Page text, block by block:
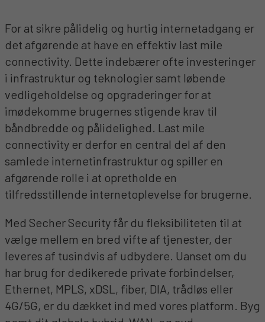
For at sikre pålidelig og hurtig internetadgang er
det afgørende at have en effektiv last mile
connectivity. Dette indebærer ofte investeringer
i infrastruktur og teknologier samt løbende
vedligeholdelse og opgraderinger for at
imødekomme brugernes stigende krav til
båndbredde og pålidelighed. Last mile
connectivity er derfor en central del af den
samlede internetinfrastruktur og spiller en
afgørende rolle i at opretholde en
tilfredsstillende internetoplevelse for brugerne.
Med Secher Security får du fleksibiliteten til at
vælge mellem en bred vifte af tjenester, der
leveres af tusindvis af udbydere. Uanset om du
har brug for dedikerede private forbindelser,
Ethernet, MPLS, xDSL, fiber, DIA, trådløs eller
4G/5G, er du dækket ind med vores platform. Byg